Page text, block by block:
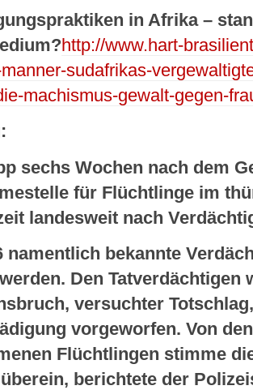
in Afrika –
http://www.hart-
sudafrikas-
machismus-gewalt-gegen-
sechs Wochen nach dem
für Flüchtlinge im
landesweit nach
namentlich bekannte
Den Tatverdächtigen
versuchter
vorgeworfen. Von
Flüchtlingen stimme
berichtete der